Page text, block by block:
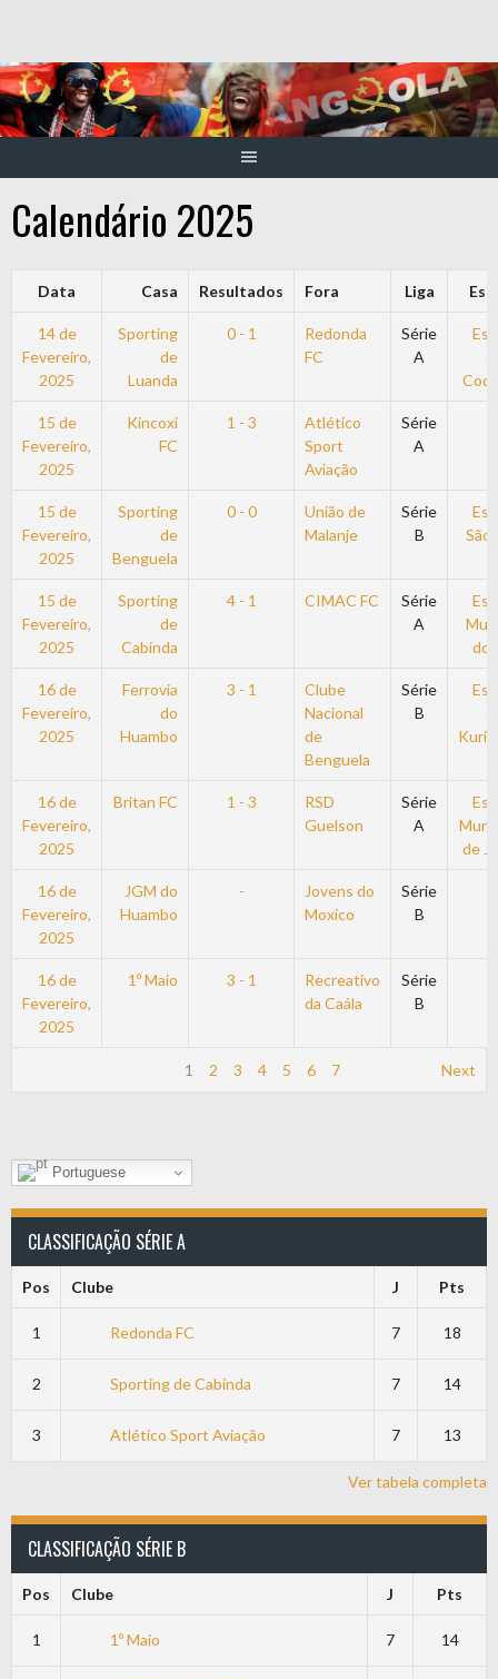
content
Calendário 2025
Data Casa Resultados Fora Liga
14 de
Fevereiro,
2025
Sporting
de
Luanda
0 - 1
Redonda
FC
Série
A
15 de
Fevereiro,
2025
Kincoxi
FC
1 - 3
Atlético
Sport
Aviação
Série
A
15 de
Fevereiro,
2025
Sporting
de
Benguela
0 - 0
União de
Malanje
Série
B
São
15 de
Fevereiro,
2025
Sporting
de
Cabinda
4 - 1 CIMAC FC
Série
A
do
16 de
Fevereiro,
2025
Ferrovia
do
Huambo
3 - 1
Clube
Nacional
de
Benguela
Série
B
16 de
Fevereiro,
2025
Britan FC 1 - 3
RSD
Guelson
Série
A
de
16 de
Fevereiro,
2025
JGM do
Huambo
-
Jovens do
Moxico
Série
B
16 de
Fevereiro,
2025
1º Maio 3 - 1
Recreativo
da Caála
Série
B
1 2 3 4 5 6 7 Next
Portuguese
CLASSIFICAÇÃO SÉRIE A
Pos Clube J Pts
1 Redonda FC 7 18
2 Sporting de Cabinda 7 14
3 Atlético Sport Aviação 7 13
Ver tabela completa
CLASSIFICAÇÃO SÉRIE B
Pos Clube J Pts
1 1º Maio 7 14